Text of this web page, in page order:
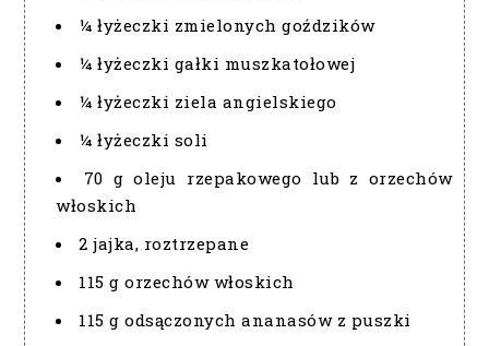
¼ łyżeczki zmielonych goździków
¼ łyżeczki gałki muszkatołowej
¼ łyżeczki ziela angielskiego
¼ łyżeczki soli
70 g oleju rzepakowego lub z orzechów
włoskich
2 jajka, roztrzepane
115 g orzechów włoskich
115 g odsączonych ananasów z puszki